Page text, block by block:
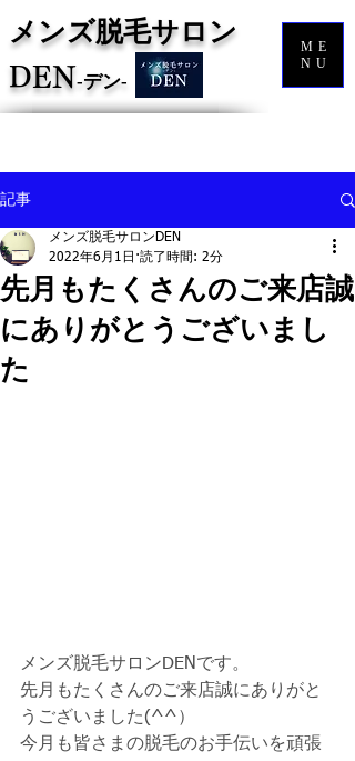
メンズ脱毛サロン
DEN‐デン‐
ME
NU
記事
先月もたくさんのご来店誠
にありがとうございまし
た
メンズ脱毛サロンDEN
2022年6月1日 読了時間: 2分
メンズ脱毛サロンDENです。
先月もたくさんのご来店誠にありがと
うございました(^^）
今月も皆さまの脱毛のお手伝いを頑張